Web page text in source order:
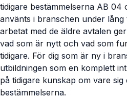
tidigare bestämmelserna AB 04
använts i branschen under lång
arbetat med de äldre avtalen
vad som är nytt och vad som
tidigare. För dig som är ny i
utbildningen som en komplett
på tidigare kunskap om vare
bestämmelserna.